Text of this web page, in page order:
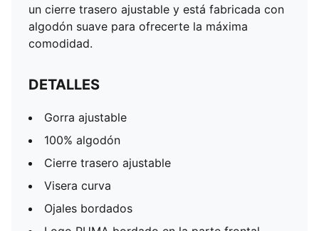
un cierre trasero ajustable y está fabricada con
algodón suave para ofrecerte la máxima
comodidad.
DETALLES
Gorra ajustable
100% algodón
Cierre trasero ajustable
Visera curva
Ojales bordados